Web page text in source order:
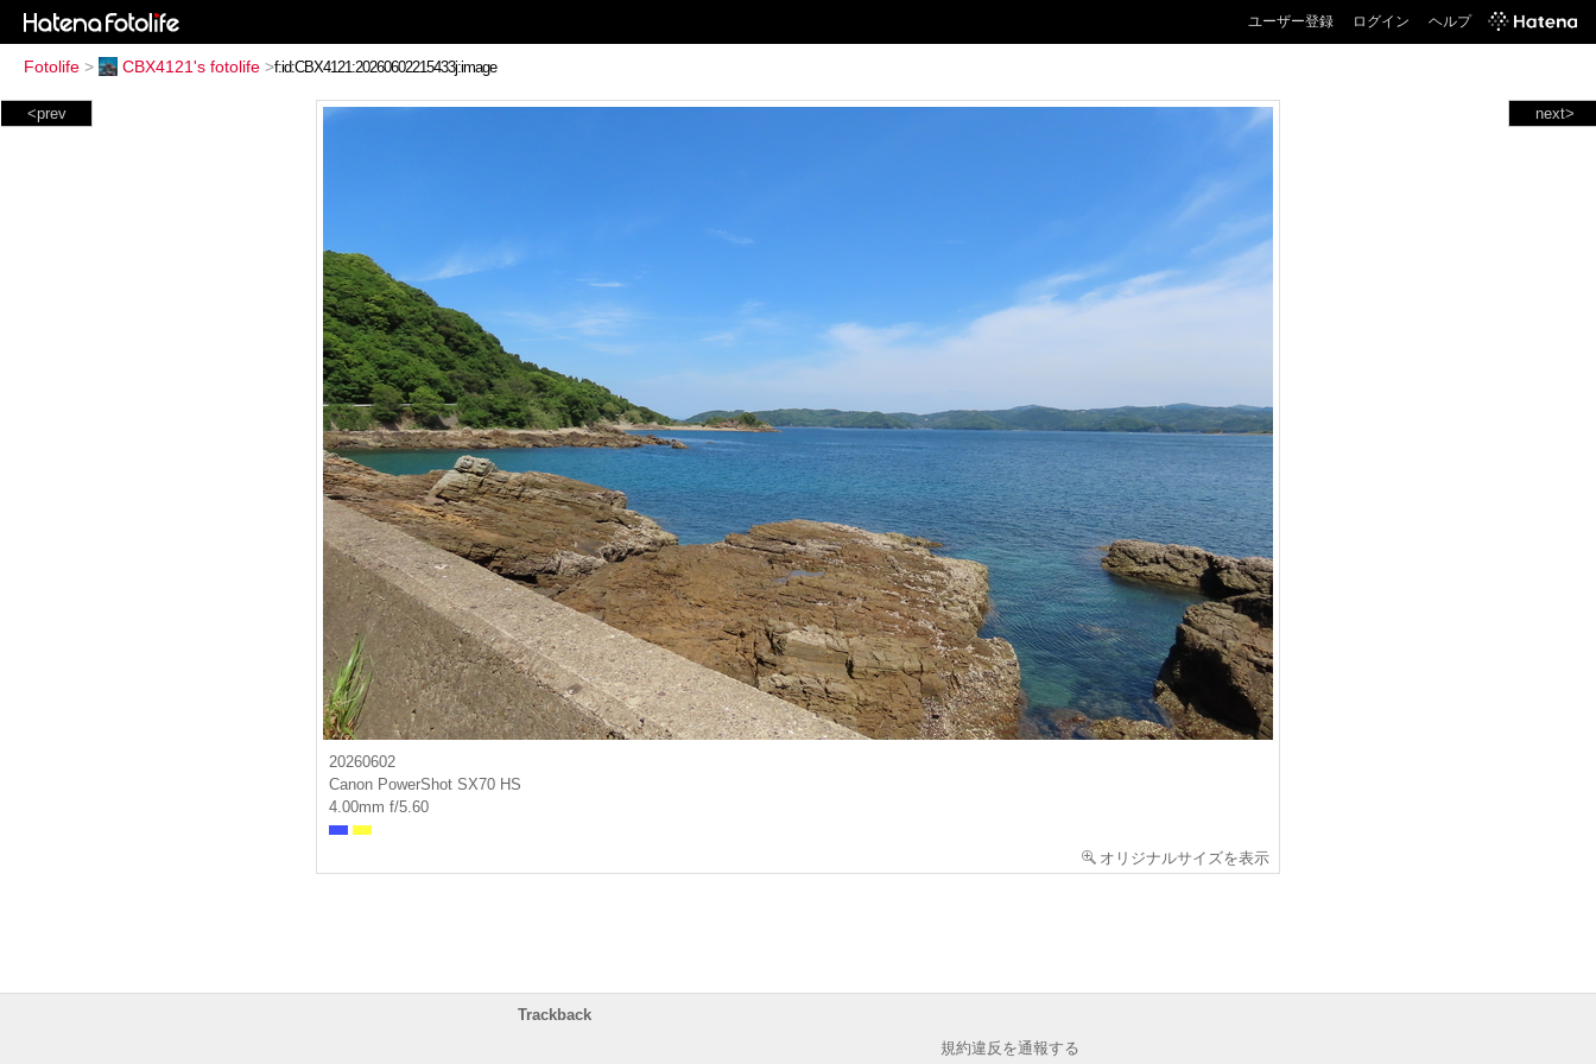
ユーザー登録 ログイン ヘルプ
Fotolife > CBX4121's fotolife >
next>
<prev
20260602
Canon PowerShot SX70 HS
4.00mm f/5.60
オリジナルサイズを表示
Trackback
規約違反を通報する